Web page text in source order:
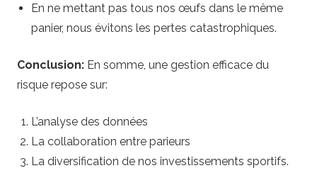
En ne mettant pas tous nos œufs dans le même
panier, nous évitons les pertes catastrophiques.
Conclusion: En somme, une gestion efficace du
risque repose sur:
L’analyse des données
La collaboration entre parieurs
La diversification de nos investissements sportifs.